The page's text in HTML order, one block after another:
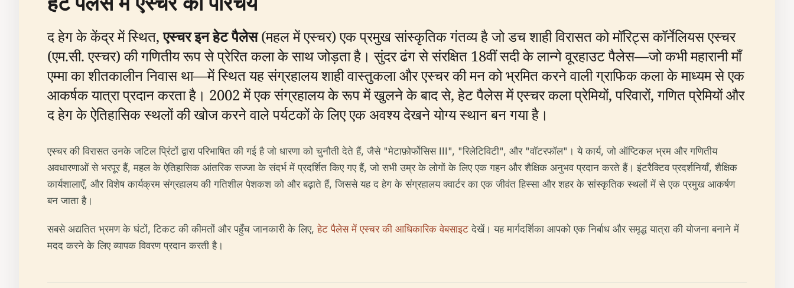
द हेग के केंद्र में स्थित,एस्चर इन हेट पैलेस(महल में एस्चर) एक प्रमुख सांस्कृतिक गंतव्य है जो डच शाही विरासत को मॉरिट्स कॉर्नेलियस एस्चर
(एम.सी. एस्चर) की गणितीय रूप से प्रेरित कला के साथ जोड़ता है। सुंदर ढंग से संरक्षित 18वीं सदी के लान्गे वूरहाउट पैलेस—जो कभी महारानी माँ
एम्मा का शीतकालीन निवास था—में स्थित यह संग्रहालय शाही वास्तुकला और एस्चर की मन को भ्रमित करने वाली ग्राफिक कला के माध्यम से एक
आकर्षक यात्रा प्रदान करता है। 2002 में एक संग्रहालय के रूप में खुलने के बाद से, हेट पैलेस में एस्चर कला प्रेमियों, परिवारों, गणित प्रेमियों और
द हेग के ऐतिहासिक स्थलों की खोज करने वाले पर्यटकों के लिए एक अवश्य देखने योग्य स्थान बन गया है।
एस्चर की विरासत उनके जटिल प्रिंटों द्वारा परिभाषित की गई है जो धारणा को चुनौती देते हैं, जैसे "मेटाफ़ोर्फोसिस III", "रिलेटिविटी", और "वॉटरफॉल"। ये कार्य, जो ऑप्टिकल भ्रम और गणितीय
अवधारणाओं से भरपूर हैं, महल के ऐतिहासिक आंतरिक सज्जा के संदर्भ में प्रदर्शित किए गए हैं, जो सभी उम्र के लोगों के लिए एक गहन और शैक्षिक अनुभव प्रदान करते हैं। इंटरैक्टिव प्रदर्शनियाँ, शैक्षिक
कार्यशालाएँ, और विशेष कार्यक्रम संग्रहालय की गतिशील पेशकश को और बढ़ाते हैं, जिससे यह द हेग के संग्रहालय क्वार्टर का एक जीवंत हिस्सा और शहर के सांस्कृतिक स्थलों में से एक प्रमुख आकर्षण
बन जाता है।
सबसे अद्यतित भ्रमण के घंटों, टिकट की कीमतों और पहुँच जानकारी के लिए,हेट पैलेस में एस्चर की आधिकारिक वेबसाइट देखें। यह मार्गदर्शिका आपको एक निर्बाध और समृद्ध यात्रा की योजना बनाने में
मदद करने के लिए व्यापक विवरण प्रदान करती है।